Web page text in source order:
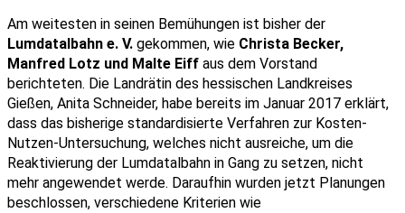
Lumdatalbahn e. V. gekommen, wie Christa Becker,
Manfred Lotz und Malte Eiff aus dem Vorstand
berichteten. Die Landrätin des hessischen Landkreises
Gießen, Anita Schneider, habe bereits im Januar 2017 erklärt,
dass das bisherige standardisierte Verfahren zur Kosten-
Nutzen-Untersuchung, welches nicht ausreiche, um die
Reaktivierung der Lumdatalbahn in Gang zu setzen, nicht
mehr angewendet werde. Daraufhin wurden jetzt Planungen
beschlossen, verschiedene Kriterien wie